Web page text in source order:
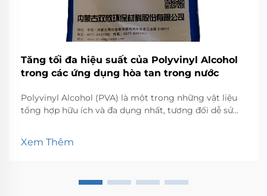
Tăng tối đa hiệu suất của Polyvinyl Alcohol
trong các ứng dụng hòa tan trong nước
Polyvinyl Alcohol (PVA) là một trong những vật liệu
tổng hợp hữu ích và đa dụng nhất, tương đối dễ sử
của PVA, các lĩnh vực ứng dụng của PVA...
Xem Thêm